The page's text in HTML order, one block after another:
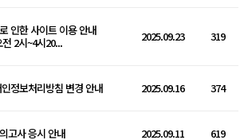
인한 사이트 이용 안내
2시~4시20...
2025.09.23 319
정보처리방침 변경 안내 2025.09.16 374
고사 응시 안내 2025.09.11 619